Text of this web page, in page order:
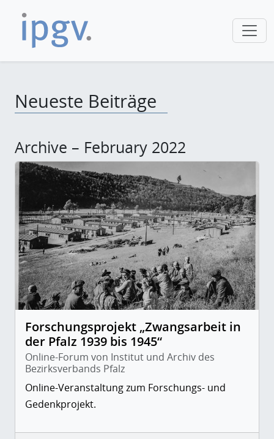
Neueste Beiträge
Archive – February 2022
Forschungsprojekt „Zwangsarbeit in
der Pfalz 1939 bis 1945“
Online-Forum von Institut und Archiv des
Bezirksverbands Pfalz
Online-Veranstaltung zum Forschungs- und
Gedenkprojekt.